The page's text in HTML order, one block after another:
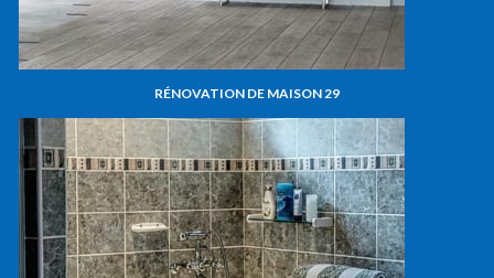
RÉNOVATION DE MAISON 29